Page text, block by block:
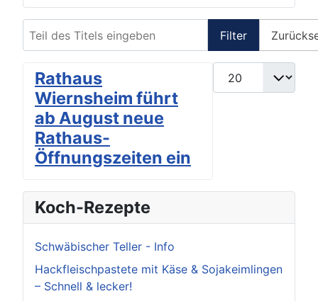
Filter
Anzeige #
Rathaus
Wiernsheim führt
ab August neue
Rathaus-
Öffnungszeiten ein
Koch-Rezepte
Schwäbischer Teller - Info
Hackfleischpastete mit Käse & Sojakeimlingen
– Schnell & lecker!